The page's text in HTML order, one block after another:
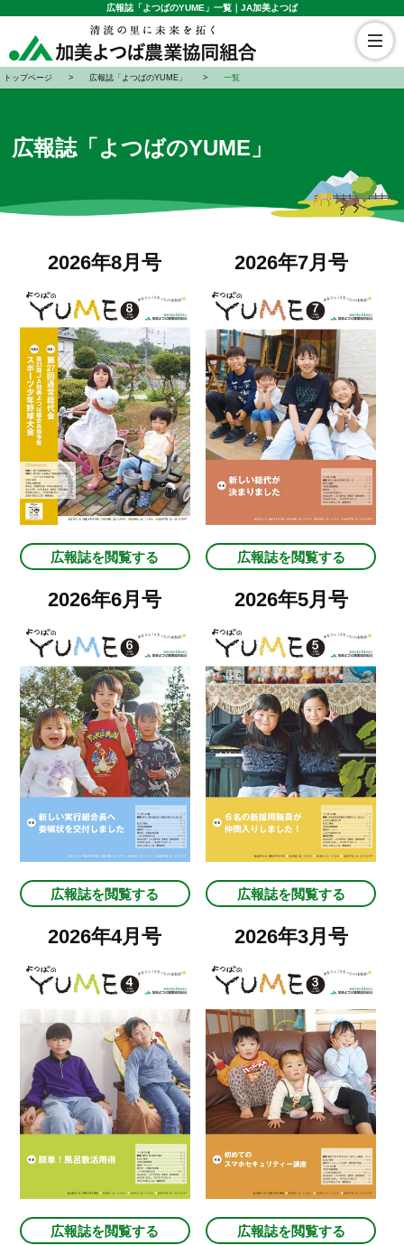
広報誌「よつばのYUME」一覧｜JA加美よつば
トップページ 広報誌「よつばのYUME」 一覧
広報誌「よつばのYUME」
2026年8月号
広報誌を閲覧する
2026年7月号
広報誌を閲覧する
2026年6月号
広報誌を閲覧する
2026年5月号
広報誌を閲覧する
2026年4月号
広報誌を閲覧する
2026年3月号
広報誌を閲覧する